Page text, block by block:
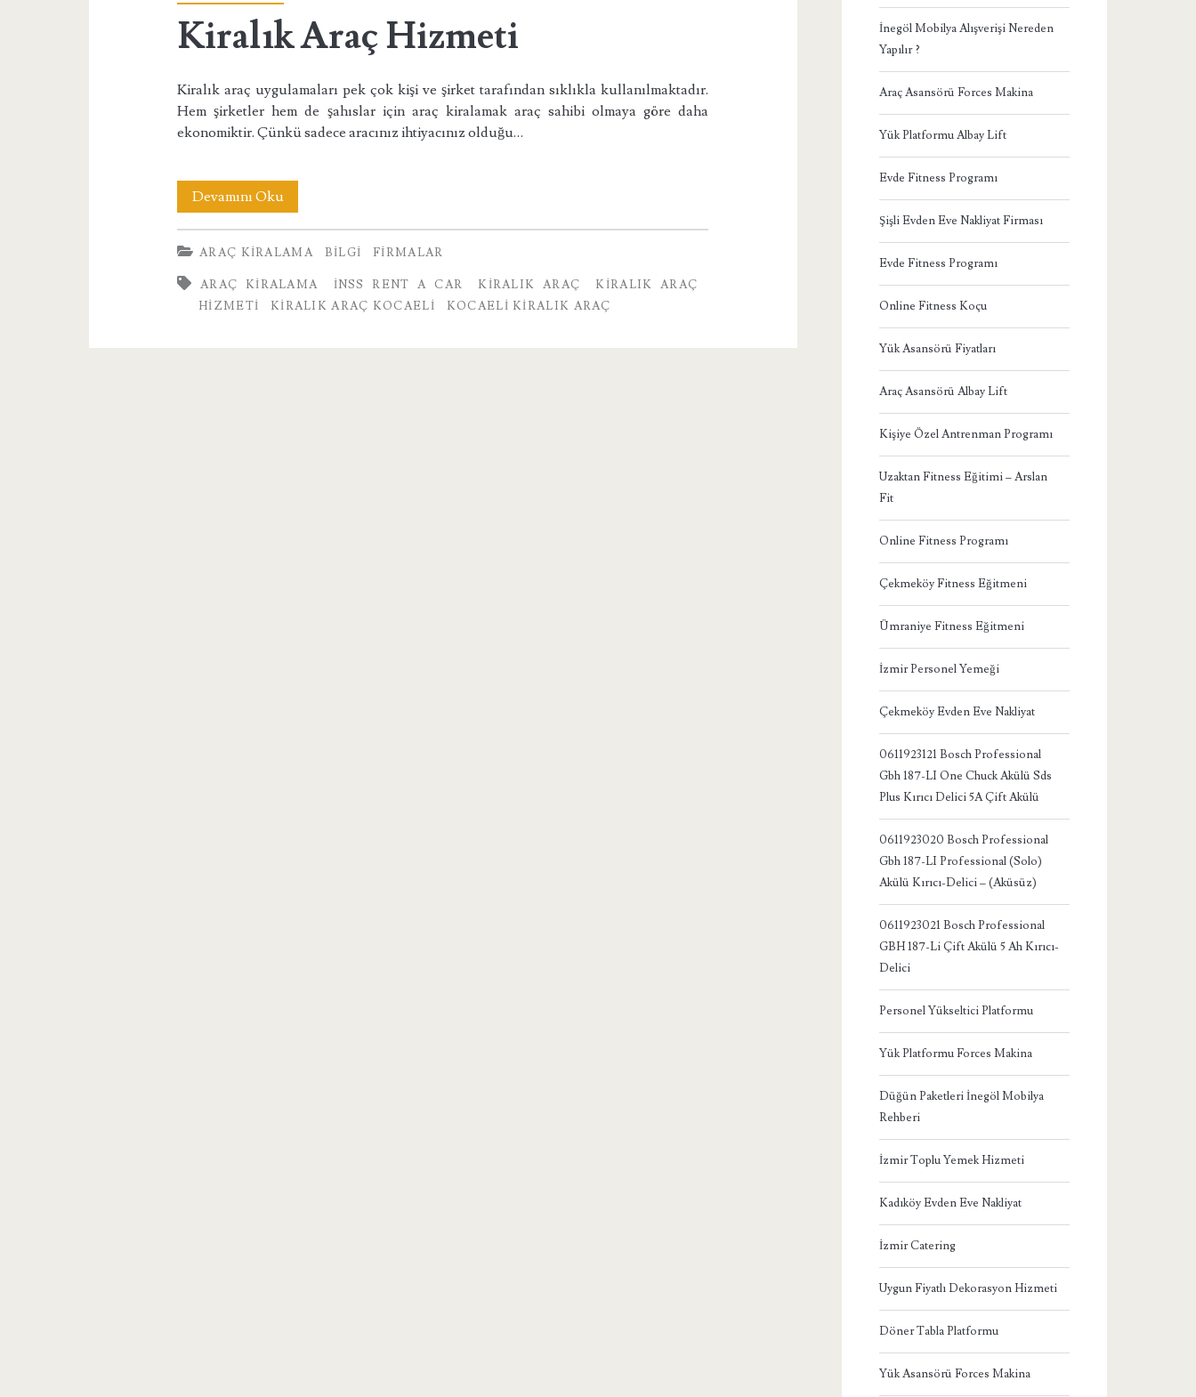
Kiralık Araç Hizmeti
Kiralık araç uygulamaları pek çok kişi ve şirket tarafından sıklıkla kullanılmaktadır.
Hem şirketler hem de şahıslar için araç kiralamak araç sahibi olmaya göre daha
ekonomiktir. Çünkü sadece aracınız ihtiyacınız olduğu…
Devamını OkuKiralık
Araç
Hizmeti
ARAÇ KIRALAMA BILGI FIRMALAR
ARAÇ KIRALAMA INSS RENT A CAR KIRALIK ARAÇ
KIRALIK ARAÇ
HIZMETI
KIRALIK ARAÇ KOCAELI KOCAELI KIRALIK ARAÇ
İnegöl Mobilya Alışverişi Nereden
Yapılır ?
Araç Asansörü Forces Makina
Yük Platformu Albay Lift
Evde Fitness Programı
Şişli Evden Eve Nakliyat Firması
Evde Fitness Programı
Online Fitness Koçu
Yük Asansörü Fiyatları
Araç Asansörü Albay Lift
Kişiye Özel Antrenman Programı
Uzaktan Fitness Eğitimi – Arslan
Fit
Online Fitness Programı
Çekmeköy Fitness Eğitmeni
Ümraniye Fitness Eğitmeni
İzmir Personel Yemeği
Çekmeköy Evden Eve Nakliyat
0611923121 Bosch Professional
Gbh 187-LI One Chuck Akülü Sds
Plus Kırıcı Delici 5A Çift Akülü
0611923020 Bosch Professional
Gbh 187-LI Professional (Solo)
Akülü Kırıcı-Delici – (Aküsüz)
0611923021 Bosch Professional
GBH 187-Li Çift Akülü 5 Ah Kırıcı-
Delici
Personel Yükseltici Platformu
Yük Platformu Forces Makina
Düğün Paketleri İnegöl Mobilya
Rehberi
İzmir Toplu Yemek Hizmeti
Kadıköy Evden Eve Nakliyat
İzmir Catering
Uygun Fiyatlı Dekorasyon Hizmeti
Döner Tabla Platformu
Yük Asansörü Forces Makina